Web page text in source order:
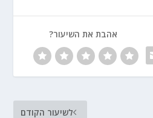
אהבת את השיעור?
לשיעור הקודם